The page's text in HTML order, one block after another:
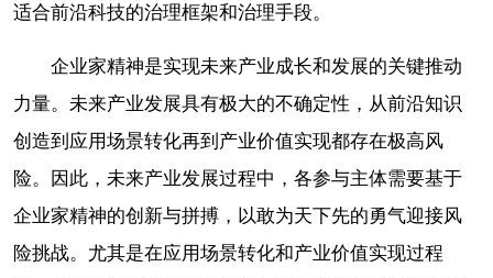
适合前沿科技的治理框架和治理手段。
企业家精神是实现未来产业成长和发展的关键推动
力量。未来产业发展具有极大的不确定性，从前沿知识
创造到应用场景转化再到产业价值实现都存在极高风
险。因此，未来产业发展过程中，各参与主体需要基于
企业家精神的创新与拼搏，以敢为天下先的勇气迎接风
险挑战。尤其是在应用场景转化和产业价值实现过程